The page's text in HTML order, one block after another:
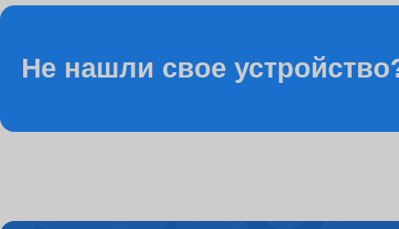
Ремонт разъема питания
Ремонт видеочипа
Не нашли свое